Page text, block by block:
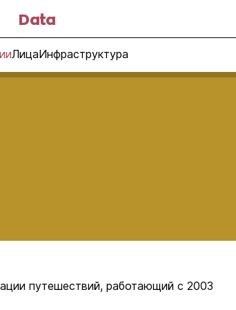
Data
ЛицаИнфраструктура
путешествий, работающий с 2003